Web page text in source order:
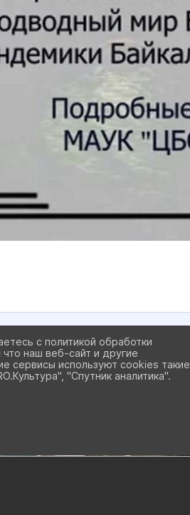
КОНКУРСА (1.4 MiB)
с политикой обработки
наш веб-сайт и другие
сервисы используют cookies такие
"Спутник аналитика".